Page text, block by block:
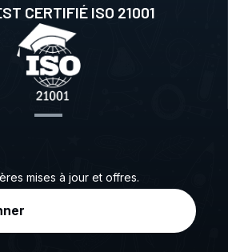
CERTIFIÉ ISO 21001
mises à jour et offres.